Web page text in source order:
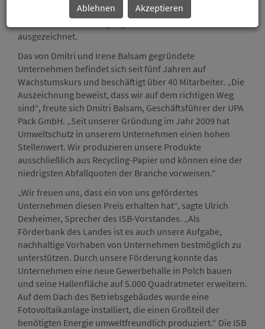
für seine innovative Geschäftsidee und den nachhaltigen,
ausgezeichnet.
Das von Dmitri und Irene Balsam gegründete
Unternehmen befindet sich seit fünf Jahren auf
Wachstumskurs und beschäftigt über 40 Mitarbeiter. „Die
Auszeichnung beweist, dass wir auf dem richtigen Weg
sind“, freute sich Dmitri Balsam, Geschäftsführer der UPA
Pack GmbH. „Seit unserer Gründung im Jahr 2009 hat
Umweltschutz in unserem Unternehmen einen hohen
Stellenwert. Wir produzieren unsere Produkte
ausschließlich aus Recycling-Papier und können eine der
niedrigsten Abfallquoten der Branche vorweisen.“
„Wir freuen uns, dass ein von uns gefördertes
Unternehmen diesen Preis erhalten hat“, sagte Ulrich
Dexheimer, Sprecher des ISB-Vorstandes. „Als
Förderbank des Landes ist es auch unsere Aufgabe,
nachhaltige Vorhaben von Unternehmen bestmöglich zu
unterstützen. Durch unsere Förderung konnte das
Unternehmen eine neue Gewerbehalle in Polch bauen
und seine Hallenfläche auf 5.000 Quadratmeter erweitern.
Auf dem Dach des Betriebsgebäudes wurde eine
Fotovoltaikanlage installiert, die einen Großteil der
benötigten Energie umweltfreundlich produziert.“ Die ISB
Ablehnen
Akzeptieren